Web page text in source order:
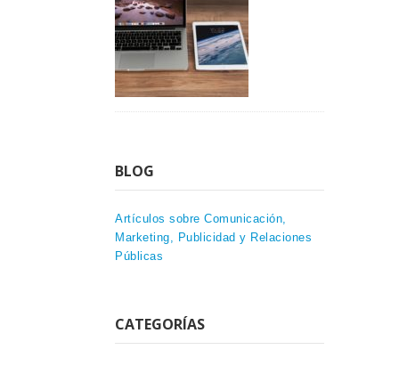
BLOG
Artículos sobre Comunicación,
Marketing, Publicidad y Relaciones
Públicas
CATEGORÍAS